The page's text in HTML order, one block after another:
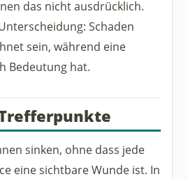
das nicht ausdrücklich.
Schaden
sein, während eine
Bedeutung hat.
sinken, ohne dass jede
eine sichtbare Wunde ist. In